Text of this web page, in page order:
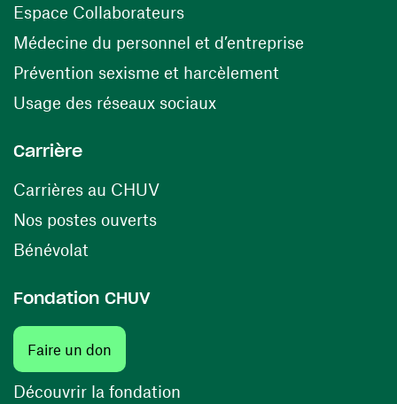
Espace Collaborateurs(ouvre une nouvelle fenêtre)
Médecine du personnel et d’entreprise
Prévention sexisme et harcèlement
Usage des réseaux sociaux(ouvre une nouvelle
Carrière
Carrières au CHUV(ouvre une nouvelle fenêtre)
Nos postes ouverts(ouvre une nouvelle fenêtre)
Bénévolat
Fondation CHUV
Faire un don
Découvrir la fondation